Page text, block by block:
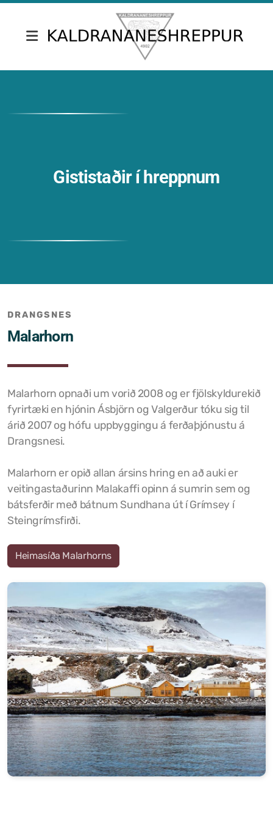
Gististaðir í hreppnum
DRANGSNES
Malarhorn
Malarhorn opnaði um vorið 2008 og er fjölskyldurekið
fyrirtæki en hjónin Ásbjörn og Valgerður tóku sig til
árið 2007 og hófu uppbyggingu á ferðaþjónustu á
Drangsnesi.
Malarhorn er opið allan ársins hring en að auki er
veitingastaðurinn Malakaffi opinn á sumrin sem og
bátsferðir með bátnum Sundhana út í Grímsey í
Steingrímsfirði.
Heimasíða Malarhorns
Fundargerðir nefnda
Stefnur og áætlanir
Ársreikningar
Skipulag og framkvæmdir
Hitaveita Drangsness
Slökkvilið Drangsness
Sorpsamlag Strandasýslu
Grunnskóli Drangsness
Félagsmiðstöðin Ozon
Siglingar út í Grímsey
Veiðileyfi
Kotbýli Kuklarans/Galdrasýning
Gönguleiðir í Kaldrananeshreppi
Hafnir í Kaldrananeshreppi